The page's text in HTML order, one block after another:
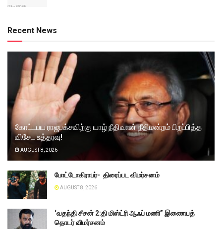
Recent News
கோட்டபய ராஜபக்சவிற்கு யாழ் நீதிவான் நீதிமன்றம் பிறப்பித்த
விசேட உத்தரவு!
AUGUST 8, 2026
போட்டோகிராபர்- ‌ திரைப்பட விமர்சனம்
AUGUST 8, 2026
‘வதந்தி சீசன் 2:தி மிஸ்ட்ரி ஆஃப் மணி” இணையத்
தொடர் விமர்சனம்